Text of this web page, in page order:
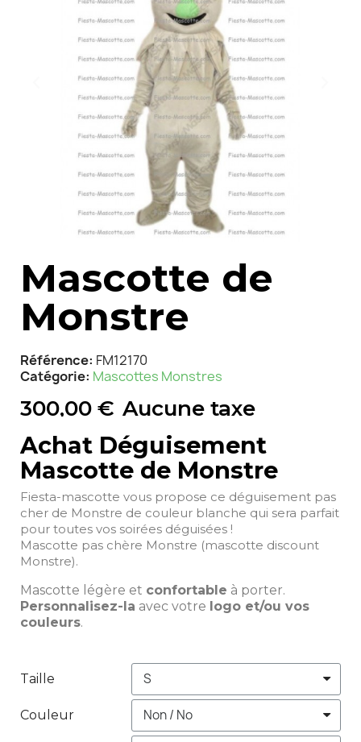
Mascotte de
Monstre
Référence FM12170
Catégorie Mascottes Monstres
300,00 € Aucune taxe
Achat Déguisement
Mascotte de Monstre
Fiesta-mascotte vous propose ce déguisement pas
cher de Monstre de couleur blanche qui sera parfait
pour toutes vos soirées déguisées !
Mascotte pas chère Monstre (mascotte discount
Monstre).
Mascotte légère et confortable à porter.
Personnalisez-la avec votre logo et/ou vos
couleurs.
Taille
Couleur